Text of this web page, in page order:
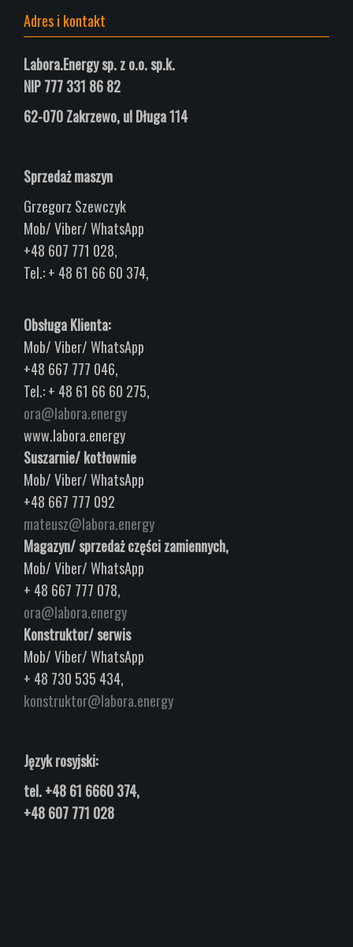
Adres i kontakt
Labora.Energy sp. z o.o. sp.k.
NIP 777 331 86 82
62-070 Zakrzewo, ulDługa114
Sprzedaż maszyn
Grzegorz Szewczyk
Mob/ Viber/ WhatsApp
+48 607 771 028,
Tel.: + 48 61 66 60 374,
Obsługa Klienta:
Mob/ Viber/ WhatsApp
+48 667 777 046,
Tel.: + 48 61 66 60 275,
ora@labora.energy
www.labora.energy
Suszarnie/ kotłownie
Mob/ Viber/ WhatsApp
+48 667 777 092
mateusz@labora.energy
Magazyn/ sprzedaż części zamiennych,
Mob/ Viber/ WhatsApp
+ 48 667 777 078,
ora@labora.energy
Konstruktor/ serwis
Mob/ Viber/ WhatsApp
+ 48 730 535 434,
konstruktor@labora.energy
Język rosyjski:
tel.+48 61 6660 374,
+48 607 771 028